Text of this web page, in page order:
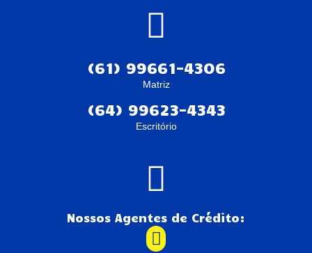
(61) 99661-4306
Matriz
(64) 99623-4343
Escritório
Nossos Agentes de Crédito: